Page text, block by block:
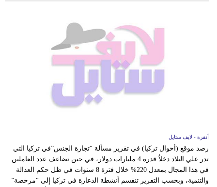
أنقرة - لايف ستايل
رصد موقع (أحوال تركيا) في تقرير مسألة “تجارة الجنس”في تركيا التي
تدر علي البلاد دخلاُ قدره 4 مليارات دولار، في حين تضاعف عدد العاملين
في هذا المجال بمعدل 220% خلال فترة 8 سنوات في ظل حكم العدالة
والتنمية، وبحسب التقرير تنقسم أنشطة الدعارة في تركيا إلى “مرخصة”